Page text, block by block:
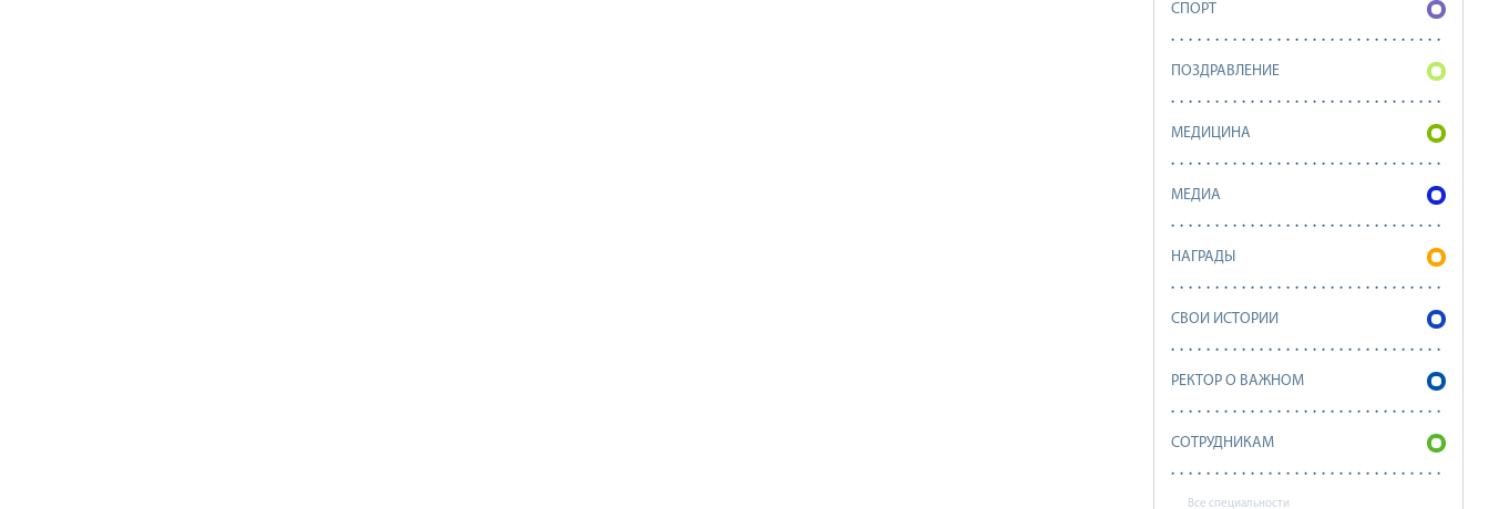
СПОРТ
ПОЗДРАВЛЕНИЕ
МЕДИЦИНА
МЕДИА
НАГРАДЫ
СВОИ ИСТОРИИ
РЕКТОР О ВАЖНОМ
СОТРУДНИКАМ
Все специальности